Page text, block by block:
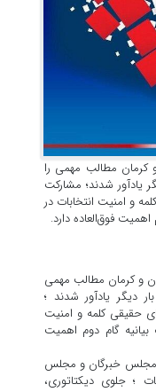
کرمان مطالب مهمی را
یادآور شدند؛ مشارکت
و امنیت انتخابات در
فوق‌العاده دارد.
و کرمان مطالب مهمی
دیگر یادآور شدند ؛
حقیقی کلمه و امنیت
گام دوم اهمیت
مجلس خبرگان و مجلس
؛ جلوی دیکتاتوری،